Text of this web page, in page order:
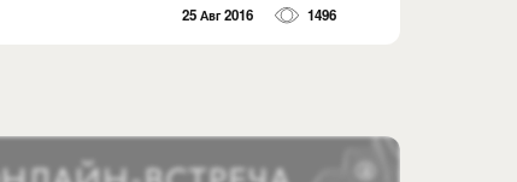
25 Авг 2016 1496